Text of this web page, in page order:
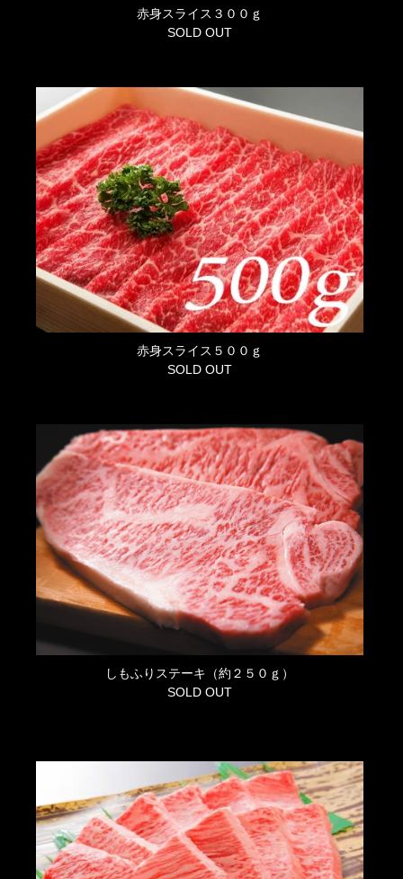
赤身スライス３００ｇ
SOLD OUT
赤身スライス５００ｇ
SOLD OUT
しもふりステーキ（約２５０ｇ）
SOLD OUT